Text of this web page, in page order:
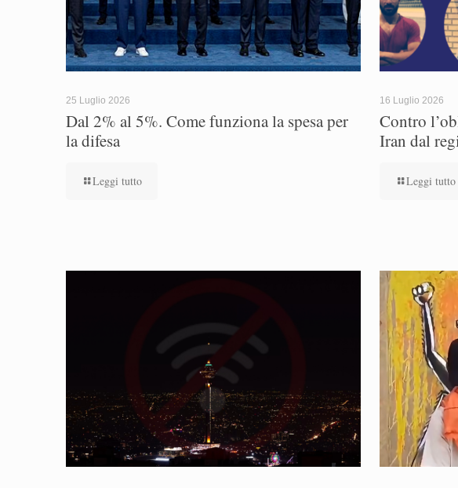
25 Luglio 2026
Dal 2% al 5%. Come funziona la spesa per
la difesa
Leggi tutto
16 Luglio 2026
Contro
Iran dal
Leggi tutto